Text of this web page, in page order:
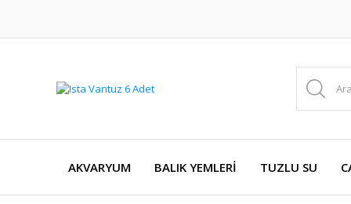
AKVARYUM BALIK YEMLERİ TUZLU SU